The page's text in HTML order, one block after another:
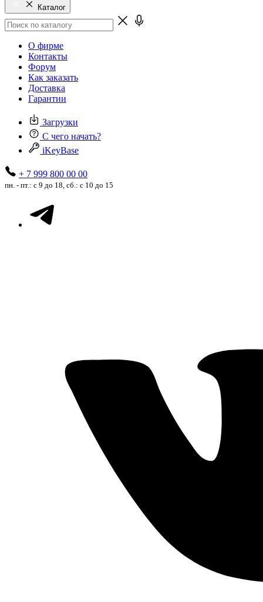
Каталог
О фирме
Контакты
Форум
Как заказать
Доставка
Гарантии
Загрузки
С чего начать?
iKeyBase
+ 7 999 800 00 00
пн. - пт.: с 9 до 18, сб.: с 10 до 15